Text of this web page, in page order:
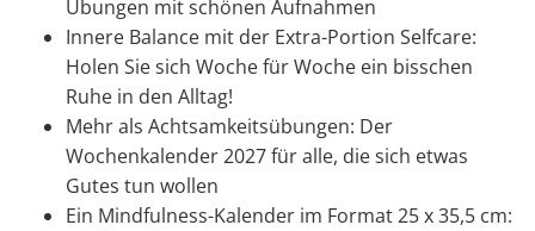
Übungen mit schönen Aufnahmen
Innere Balance mit der Extra-Portion Selfcare:
Holen Sie sich Woche für Woche ein bisschen
Ruhe in den Alltag!
Mehr als Achtsamkeitsübungen: Der
Wochenkalender 2027 für alle, die sich etwas
Gutes tun wollen
Ein Mindfulness-Kalender im Format 25 x 35,5 cm: